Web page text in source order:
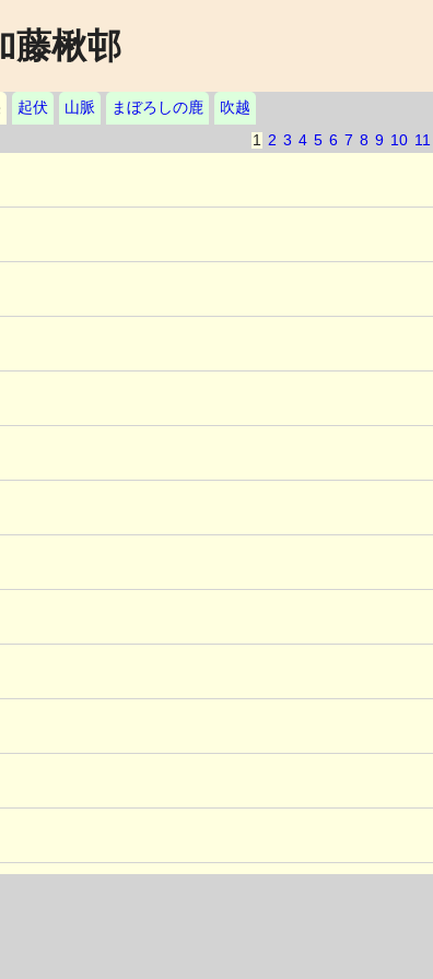
藤楸邨
起伏 山脈 まぼろしの鹿
吹越
1 2 3 4 5 6 7 8 9 10 11